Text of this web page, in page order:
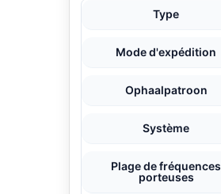
Type
Mode d'expédition
Ophaalpatroon
Système
Plage de fréquences
porteuses